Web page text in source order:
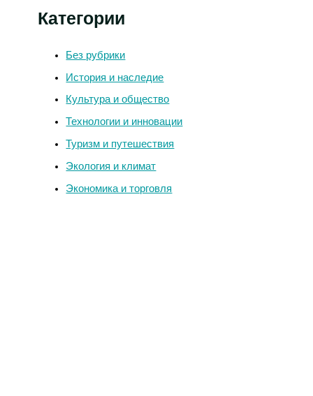
Категории
Без рубрики
История и наследие
Культура и общество
Технологии и инновации
Туризм и путешествия
Экология и климат
Экономика и торговля